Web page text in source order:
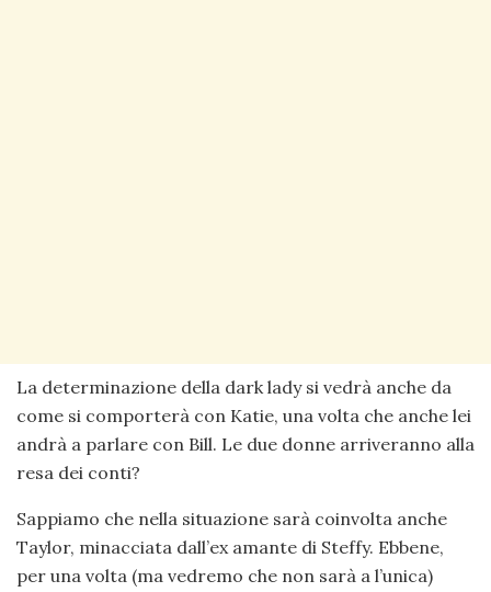
La determinazione della dark lady si vedrà anche da
come si comporterà con Katie, una volta che anche lei
andrà a parlare con Bill. Le due donne arriveranno alla
resa dei conti?
Sappiamo che nella situazione sarà coinvolta anche
Taylor, minacciata dall’ex amante di Steffy. Ebbene,
per una volta (ma vedremo che non sarà a l’unica)